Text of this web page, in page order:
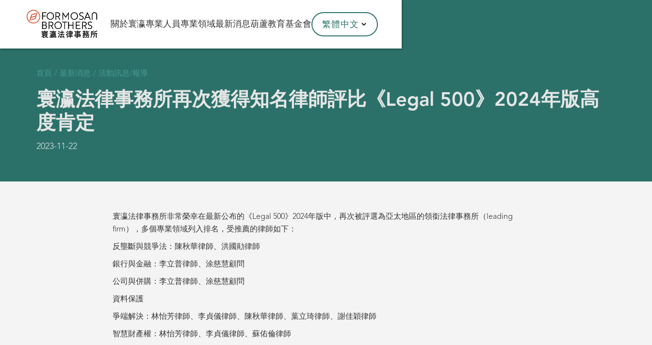
關於寰瀛專業人員專業領域最新消息葫蘆教育基金會 繁體中文
首頁 / 最新消息 / 活動訊息/報導
寰瀛法律事務所再次獲得知名律師評比《Legal 500》2024年版高
度肯定
2023-11-22
寰瀛法律事務所非常榮幸在最新公布的《Legal 500》2024年版中，再次被評選為亞太地區的領銜法律事務所（leading
firm），多個專業領域列入排名，受推薦的律師如下：
反壟斷與競爭法：陳秋華律師、洪國勛律師
銀行與金融：李立普律師、涂慈慧顧問
公司與併購：李立普律師、涂慈慧顧問
資料保護
爭端解決：林怡芳律師、李貞儀律師、陳秋華律師、葉立琦律師、謝佳穎律師
智慧財產權：林怡芳律師、李貞儀律師、蘇佑倫律師